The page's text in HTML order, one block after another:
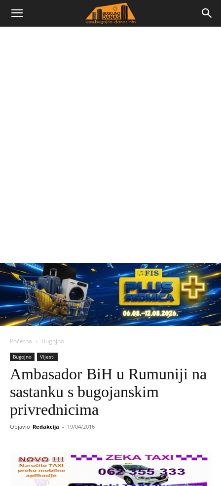
Bugojno
Početna Bugojno
Bugojno Vijesti
Ambasador BiH u Rumuniji na
sastanku s bugojanskim
privrednicima
Objavio Redakcija - 19/04/2016